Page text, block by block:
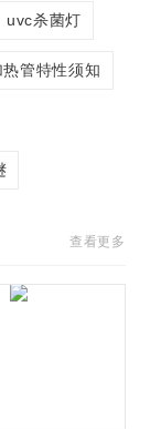
uvc杀菌灯
管特性须知
查看更多